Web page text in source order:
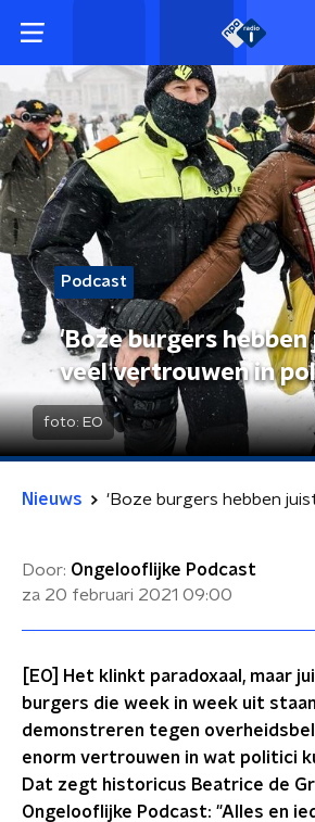
Podcast
'Boze burgers
veel vertrouwen in
foto: EO
Nieuws
Door: Ongelooflijke Podcast
za 20 februari 2021 09:00
[EO] Het klinkt paradoxaal, maar
burgers die week in week uit
demonstreren tegen
enorm vertrouwen in wat politici
Dat zegt historicus Beatrice de
Ongelooflijke Podcast: "Alles en